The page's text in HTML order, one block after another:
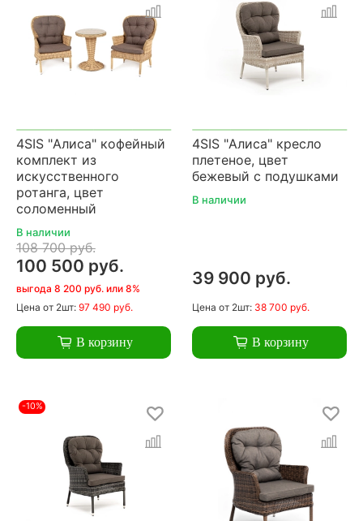
4SIS "Алиса" кофейный
комплект из
искусственного
ротанга, цвет
соломенный
В наличии
108 700 руб.
100 500 руб.
выгода 8 200 руб. или 8%
Цена от 2шт: 97 490 руб.
В корзину
4SIS "Алиса" кресло
плетеное, цвет
бежевый с подушками
В наличии
39 900 руб.
Цена от 2шт: 38 700 руб.
В корзину
-10%